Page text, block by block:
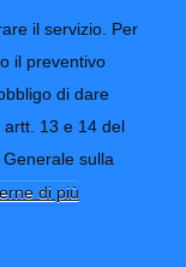
il servizio. Per
il preventivo
di dare
artt. 13 e 14 del
sulla
di più
CONTATTI-URP
TRASPARENZA
della
Galilei” di